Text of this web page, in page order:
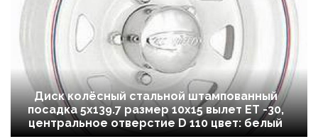
Диск колёсный стальной штампованный
посадка 5x139.7 размер 10х15 вылет ET -30,
центральное отверстие D 110 цвет: белый